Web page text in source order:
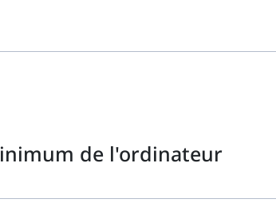
de l'ordinateur